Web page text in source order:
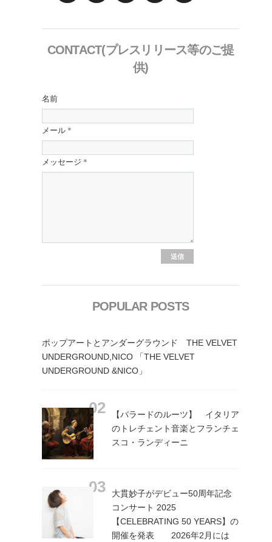
CONTACT(プレスリリース等のご提
供)
名前
メール *
メッセージ *
POPULAR POSTS
ポップアートとアンダーグラウンド THE VELVET
UNDERGROUND,NICO 「THE VELVET
UNDERGROUND &NICO」
【バラードのルーツ】 イタリア
のトレチェント音楽とフランチェ
スコ・ランディーニ
大貫妙子がデビュー50周年記念
コンサート 2025
【CELEBRATING 50 YEARS】の
開催を発表 2026年2月には